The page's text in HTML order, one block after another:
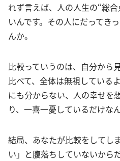
れず言えば、人の人生の“総
いんです。その人にだってき
んか。
比較っていうのは、自分から
比べて、全体は無視している
にも分からない、人の幸せを
り、一喜一憂しているだけなん
結局、あなたが比較をしてし
い」と腹落ちしていないから